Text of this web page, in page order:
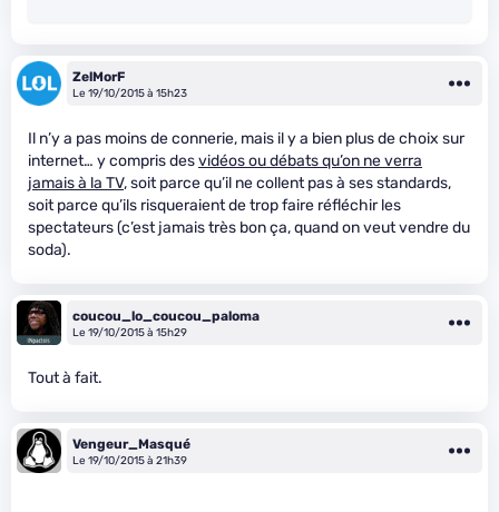
ZelMorF
Le 19/10/2015 à 15h23
Il n’y a pas moins de connerie, mais il y a bien plus de choix sur
internet… y compris desvidéos ou débats qu’on ne verra
jamais à la TV, soit parce qu’il ne collent pas à ses standards,
soit parce qu’ils risqueraient de trop faire réfléchir les
spectateurs (c’est jamais très bon ça, quand on veut vendre du
soda).
coucou_lo_coucou_paloma
Le 19/10/2015 à 15h29
Tout à fait.
Vengeur_Masqué
Le 19/10/2015 à 21h39